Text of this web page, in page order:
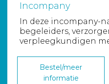
Incompany
In deze incompany-
begeleiders,
verpleegkundigen
Bestel/meer
informatie